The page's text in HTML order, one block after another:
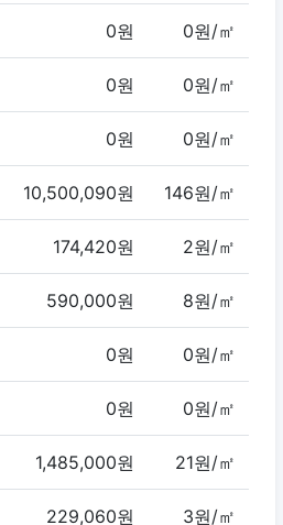
0원 0원/㎡
0원 0원/㎡
0원 0원/㎡
10,500,090원 146원/㎡
174,420원 2원/㎡
590,000원 8원/㎡
0원 0원/㎡
0원 0원/㎡
1,485,000원 21원/㎡
229,060원 3원/㎡